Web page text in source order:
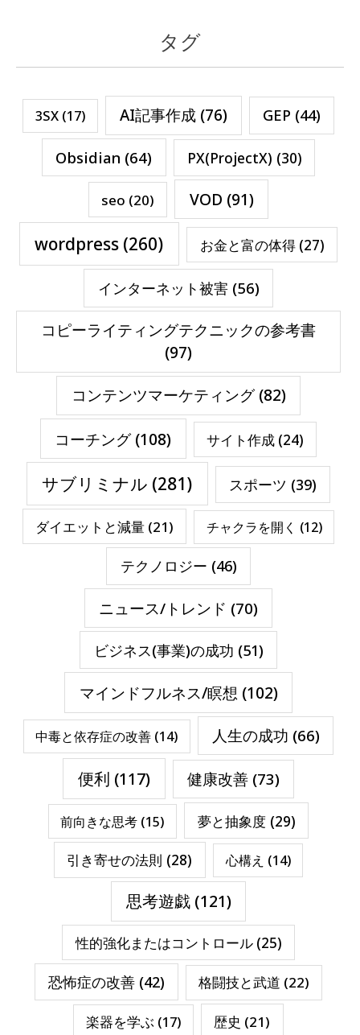
タグ
3SX(17) AI記事作成(76) GEP (44)
Obsidian (64) PX(ProjectX) (30)
seo (20) VOD (91)
wordpress (260) お金と富の体得(27)
インターネット被害(56)
コピーライティングテクニックの参考書
(97)
コンテンツマーケティング(82)
コーチング(108) サイト作成 (24)
サブリミナル (281) スポーツ (39)
ダイエットと減量 (21) チャクラを開く (12)
テクノロジー (46)
ニュース/トレンド (70)
ビジネス(事業)の成功 (51)
マインドフルネス/瞑想 (102)
中毒と依存症の改善 (14) 人生の成功 (66)
便利 (117) 健康改善(73)
前向きな思考 (15) 夢と抽象度(29)
引き寄せの法則 (28) 心構え (14)
思考遊戯(121)
性的強化またはコントロール(25)
恐怖症の改善(42) 格闘技と武道 (22)
楽器を学ぶ (17) 歴史 (21)